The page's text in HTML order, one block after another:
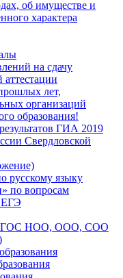
об имуществе и
характера
на сдачу
аттестации
лет,
организаций
образования!
ГИА 2019
Свердловской
русскому языку
по вопросам
ЕГЭ
ФГОС НОО, ООО, СОО